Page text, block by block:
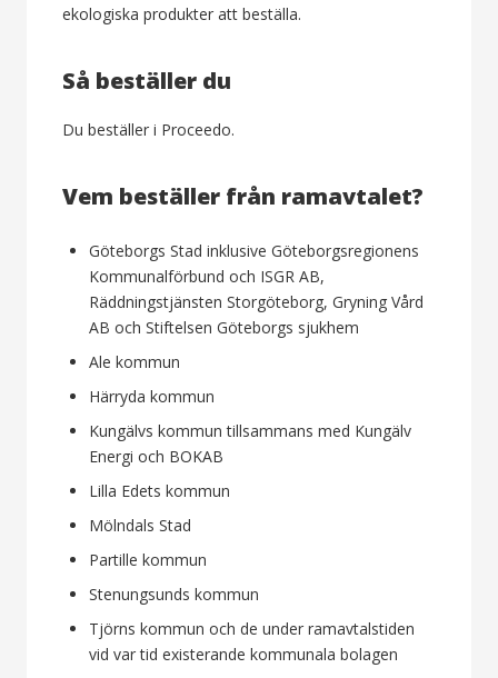
ekologiska produkter att beställa.
Så beställer du
Du beställer i Proceedo.
Vem beställer från ramavtalet?
Göteborgs Stad inklusive Göteborgsregionens
Kommunalförbund och ISGR AB,
Räddningstjänsten Storgöteborg, Gryning Vård
AB och Stiftelsen Göteborgs sjukhem
Ale kommun
Härryda kommun
Kungälvs kommun tillsammans med Kungälv
Energi och BOKAB
Lilla Edets kommun
Mölndals Stad
Partille kommun
Stenungsunds kommun
Tjörns kommun och de under ramavtalstiden
vid var tid existerande kommunala bolagen